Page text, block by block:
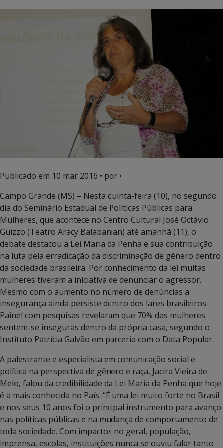
Publicado em 10 mar 2016 • por •
Campo Grande (MS) – Nesta quinta-feira (10), no segundo
dia do Seminário Estadual de Políticas Públicas para
Mulheres, que acontece no Centro Cultural José Octávio
Guizzo (Teatro Aracy Balabanian) até amanhã (11), o
debate destacou a Lei Maria da Penha e sua contribuição
na luta pela erradicação da discriminação de gênero dentro
da sociedade brasileira. Por conhecimento da lei muitas
mulheres tiveram a iniciativa de denunciar o agressor.
Mesmo com o aumento no número de denúncias a
insegurança ainda persiste dentro dos lares brasileiros.
Painel com pesquisas revelaram que 70% das mulheres
sentem-se inseguras dentro da própria casa, segundo o
Instituto Patrícia Galvão em parceria com o Data Popular.
A palestrante e especialista em comunicação social e
política na perspectiva de gênero e raça, Jacira Vieira de
Melo, falou da credibilidade da Lei Maria da Penha que hoje
é a mais conhecida no País. “É uma lei muito forte no Brasil
e nos seus 10 anos foi o principal instrumento para avanço
nas políticas públicas e na mudança de comportamento de
toda sociedade. Com impactos no geral, população,
imprensa, escolas, instituições nunca se ouviu falar tanto